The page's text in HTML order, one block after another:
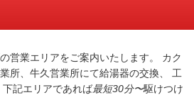
営業エリアをご案内いたします。
カク
所、牛久営業所にて給湯器の交換、
工
下記エリアであれば最短30分〜駆けつけ